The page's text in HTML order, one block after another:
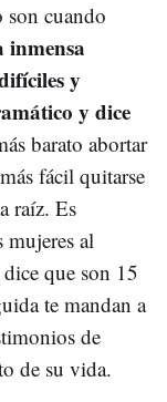
son cuando
inmensa
y
y dice
barato abortar
fácil quitarse
raíz. Es
mujeres al
que son 15
te mandan a
de
de su vida.